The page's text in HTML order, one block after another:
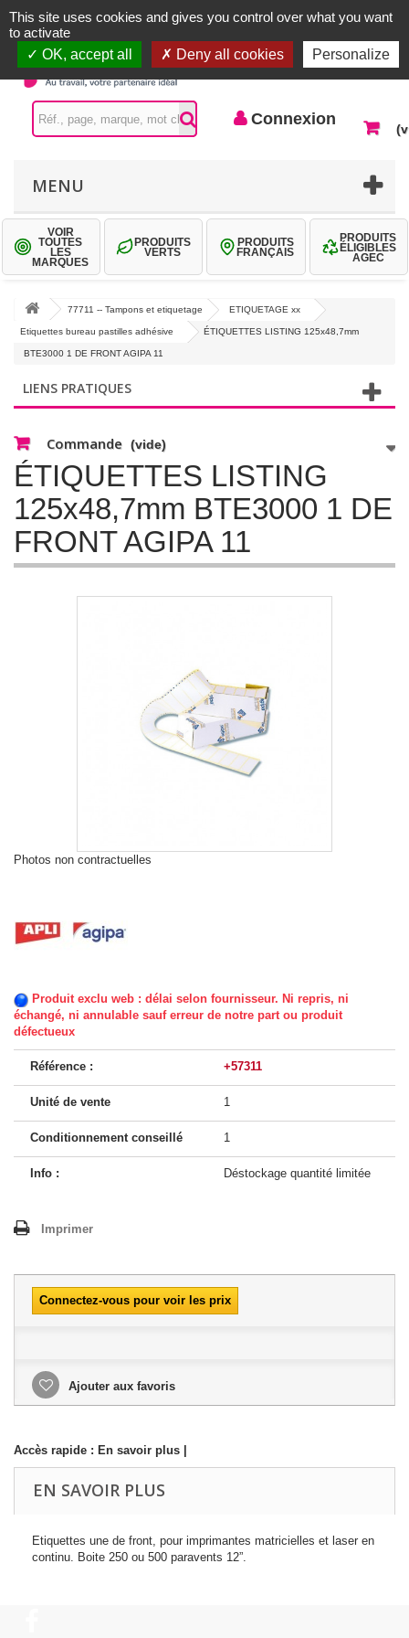
Contactez-nous
Connexion
MENU
VOIR
TOUTES
LES
MARQUES
PRODUITS
VERTS
PRODUITS
FRANÇAIS
PRODUITS
ÉLIGIBLES
AGEC
77711 -- Tampons et etiquetage ETIQUETAGE xx
Etiquettes bureau pastilles adhésive ÉTIQUETTES LISTING 125x48,7mm
BTE3000 1 DE FRONT AGIPA 11
LIENS PRATIQUES
Commande (vide)
ÉTIQUETTES LISTING
125x48,7mm BTE3000 1 DE
FRONT AGIPA 11
Photos non contractuelles
Produit exclu web : délai selon fournisseur. Ni repris, ni
échangé, ni annulable sauf erreur de notre part ou produit
défectueux
Référence : +57311
Unité de vente 1
Conditionnement conseillé 1
Info : Déstockage quantité limitée
Imprimer
Connectez-vous pour voir les prix
Ajouter aux favoris
Accès rapide : En savoir plus
EN SAVOIR PLUS
Etiquettes une de front, pour imprimantes matricielles et laser en
continu. Boite 250 ou 500 paravents 12”.
This site uses cookies and gives you control over what you want
to activate
OK, accept all
Deny all cookies Personalize